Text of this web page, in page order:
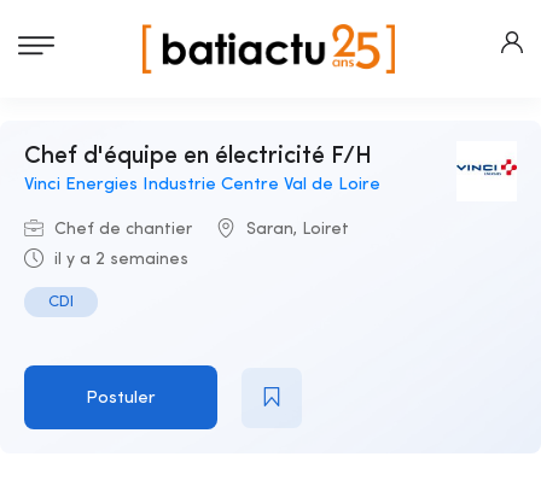
Chef d'équipe en électricité F/H
Vinci Energies Industrie Centre Val de Loire
Chef de chantier
Saran, Loiret
il y a 2 semaines
CDI
Postuler